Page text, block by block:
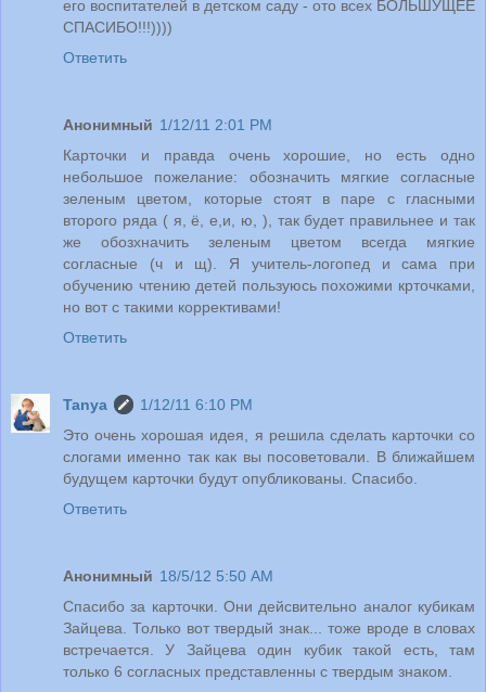
его воспитателей в детском саду - ото всех БОЛЬШУЩЕЕ
СПАСИБО!!!))))
Ответить
Анонимный 1/12/11 2:01 PM
Карточки и правда очень хорошие, но есть одно
небольшое пожелание: обозначить мягкие согласные
зеленым цветом, которые стоят в паре с гласными
второго ряда ( я, ё, е,и, ю, ), так будет правильнее и так
же обозхначить зеленым цветом всегда мягкие
согласные (ч и щ). Я учитель-логопед и сама при
обучению чтению детей пользуюсь похожими крточками,
но вот с такими коррективами!
Ответить
Tanya
1/12/11 6:10 PM
Это очень хорошая идея, я решила сделать карточки со
слогами именно так как вы посоветовали. В ближайшем
будущем карточки будут опубликованы. Спасибо.
Ответить
Анонимный 18/5/12 5:50 AM
Спасибо за карточки. Они дейсвительно аналог кубикам
Зайцева. Только вот твердый знак... тоже вроде в словах
встречается. У Зайцева один кубик такой есть, там
только 6 согласных представленны с твердым знаком.